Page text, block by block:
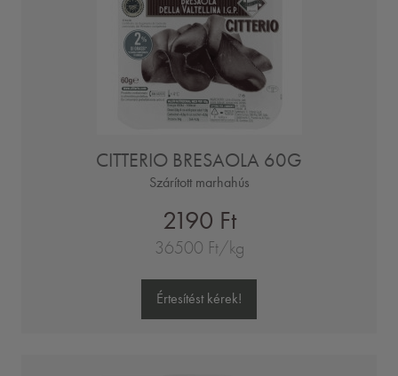
CITTERIO BRESAOLA 60G
Szárított marhahús
2190 Ft
36500 Ft/kg
Értesítést kérek!